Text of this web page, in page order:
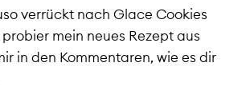
verrückt nach Glace Cookies
mein neues Rezept aus
in den Kommentaren, wie es dir